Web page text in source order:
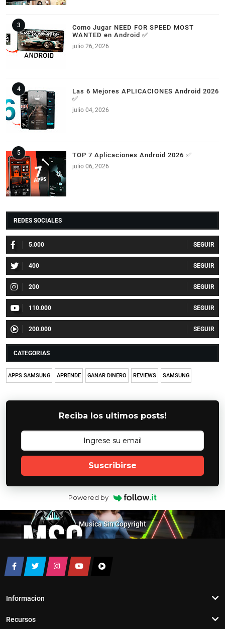
Como Jugar NEED FOR SPEED MOST
WANTED en Android ✅
julio 26, 2026
Las 6 Mejores APLICACIONES Android 2026
✅
julio 04, 2026
TOP 7 Aplicaciones Android 2026 ✅
julio 06, 2026
REDES SOCIALES
5.000
400
200
110.000
200.000
CATEGORIAS
APPS SAMSUNG APRENDE GANAR DINERO REVIEWS SAMSUNG
Reciba los ultimos posts!
Suscribirse
Powered by
Musica Sin Copyright
Informacion
Recursos